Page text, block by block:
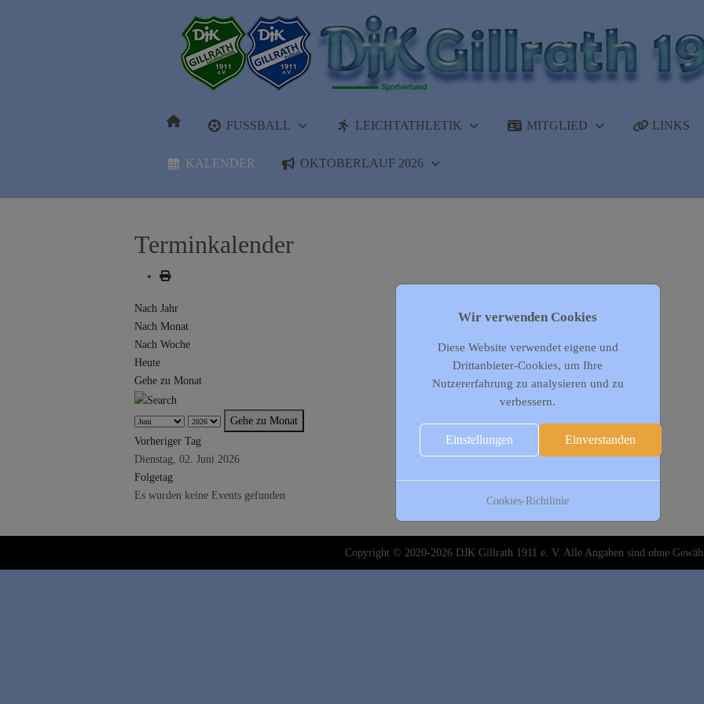
FUSSBALL LEICHTATHLETIK MITGLIED LINKS
KALENDER OKTOBERLAUF 2026
Terminkalender
Nach Jahr
Nach Monat
Nach Woche
Heute
Gehe zu Monat
Gehe zu Monat
Vorheriger Tag
Dienstag, 02. Juni 2026
Folgetag
Es wurden keine Events gefunden
Copyright © 2020-2026 DJK Gillrath 1911 e. V. Alle Angaben sind ohne
Wir verwenden Cookies
Diese Website verwendet eigene und
Drittanbieter-Cookies, um Ihre
Nutzererfahrung zu analysieren und zu
verbessern.
Einstellungen Einverstanden
Cookies-Richtlinie